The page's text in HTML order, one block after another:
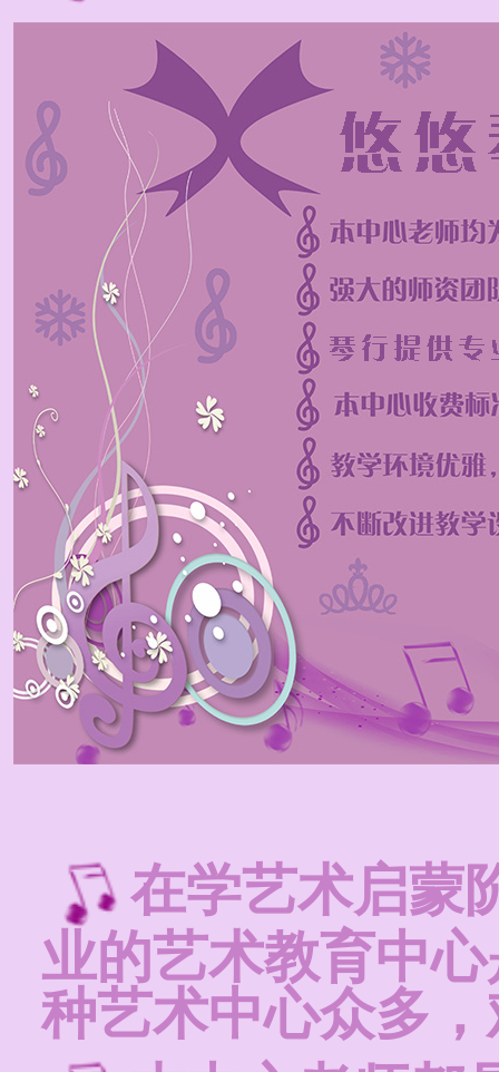
在学艺术启蒙
业的艺术教育中
种艺术中心众多